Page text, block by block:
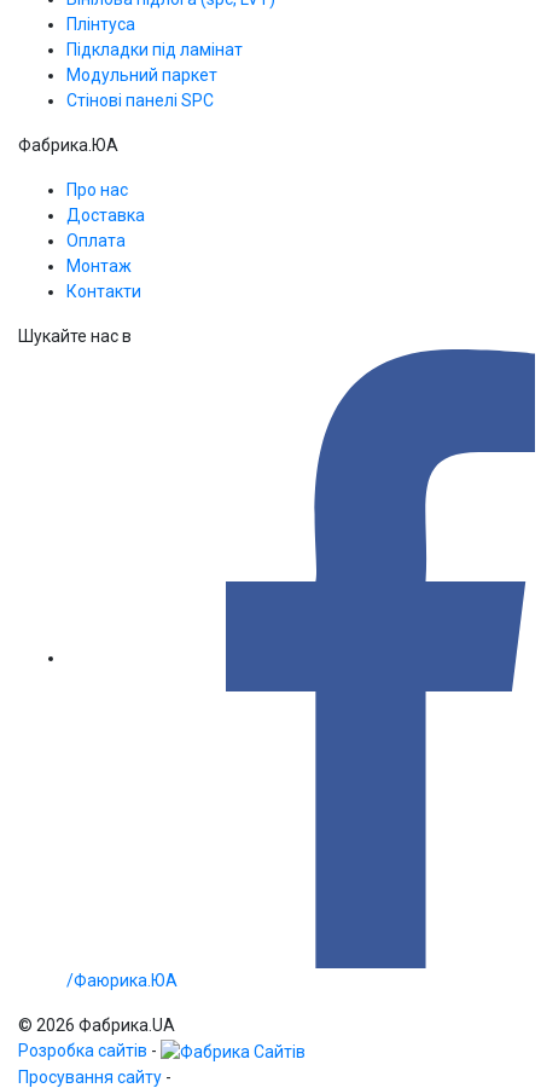
Плінтуса
Підкладки під ламінат
Модульний паркет
Стінові панелі SPС
Фабрика.ЮА
Про нас
Доставка
Оплата
Монтаж
Контакти
Шукайте нас в
/Фаюрика.ЮА
© 2026 Фабрика.UA
Розробка сайтів -
Просування сайту -